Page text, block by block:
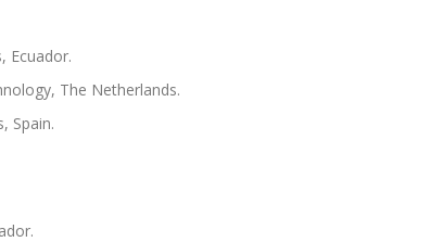
Ecuador.
The Netherlands.
Spain.